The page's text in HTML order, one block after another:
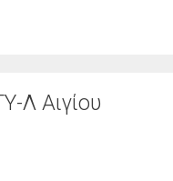
Λ Αιγίου